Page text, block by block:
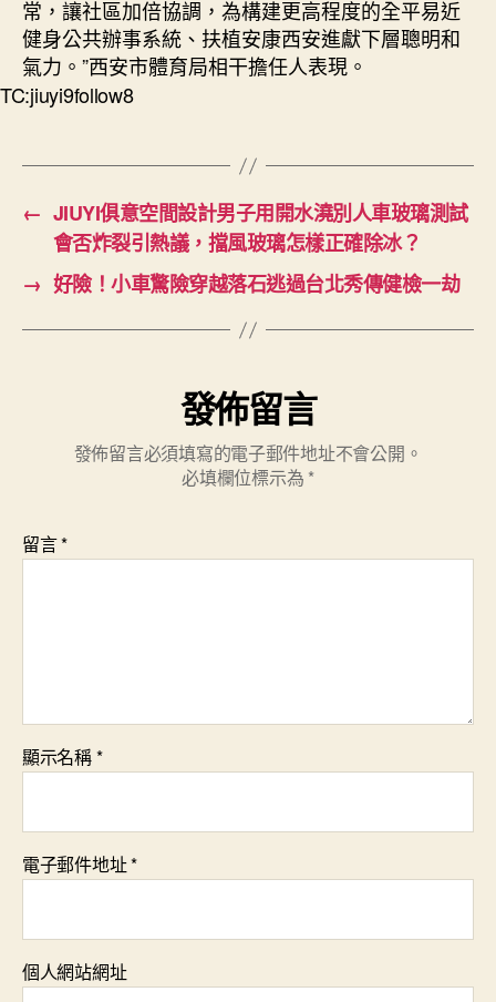
常，讓社區加倍協調，為構建更高程度的全平易近
健身公共辦事系統、扶植安康西安進獻下層聰明和
氣力。”西安市體育局相干擔任人表現。
TC:jiuyi9follow8
← JIUYI俱意空間設計男子用開水澆別人車玻璃測試
會否炸裂引熱議，擋風玻璃怎樣正確除冰？
→ 好險！小車驚險穿越落石逃過台北秀傳健檢一劫
發佈留言
發佈留言必須填寫的電子郵件地址不會公開。
必填欄位標示為 *
留言*
顯示名稱*
電子郵件地址*
個人網站網址